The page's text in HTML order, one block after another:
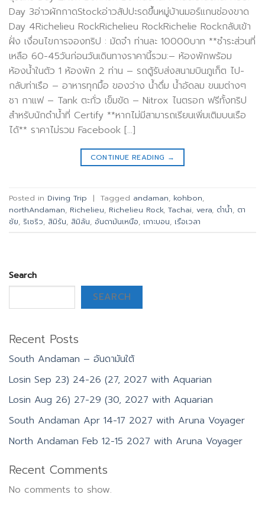
Day 3อ่าวผักกาดStockอ่าวสัปปะรดขึ้นหมู่บ้านมอร์แกนช่องขาด
Day 4Richelieu RockRichelieu RockRichelie Rockกลับเข้า
ฝั่ง เงื่อนไขการจองทริป : มัดจำ ท่านละ 10000บาท **ชำระส่วนที่
เหลือ 60-45วันก่อนวันเดินทางราคานี้รวม:– ห้องพักพร้อม
ห้องน้ำในตัว 1 ห้องพัก 2 ท่าน – รถตู้รับส่งสนามบินภูเก็ต ไป-
กลับท่าเรือ – อาหารทุกมื้อ ของว่าง น้ำดื่ม น้ำอัดลม ขนมต่างๆ
ชา กาแฟ – Tank ตะกั่ว เข็มขัด – Nitrox ไนตรอก ฟรีทั้งทริป
สำหรับนักดำน้ำที่ Certify **หากไม่มีสามารถเรียนเพิ่มเติมบนเรือ
ได้** ราคาไม่รวม Facebook […]
CONTINUE READING →
Posted in Diving Trip | Tagged andaman, kohbon,
northAndaman, Richelieu, Richelieu Rock, Tachai, vera, ดำน้ำ, ตา
ชัย, ริเชริว, สิมิรัน, สิมิลัน, อันดามันเหนือ, เกาะบอน, เรือเวลา
Search
SEARCH
Recent Posts
South Andaman – อันดามันใต้
Losin Sep 23) 24-26 (27, 2027 with Aquarian
Losin Aug 26) 27-29 (30, 2027 with Aquarian
South Andaman Apr 14-17 2027 with Aruna Voyager
North Andaman Feb 12-15 2027 with Aruna Voyager
Recent Comments
No comments to show.